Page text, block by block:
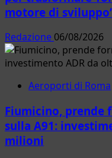
motore di
Redazione 06/08/2026
Aeroporti di Roma
Fiumicino, prende
sulla A91:
milioni